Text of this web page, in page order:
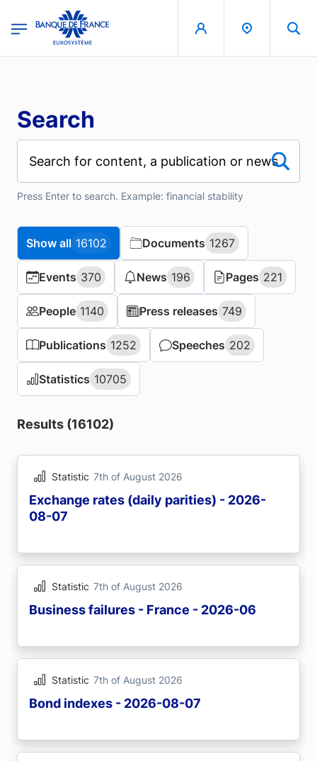
Search
Press Enter to search. Example: financial stability
Show all 16102
Show all 16102 Documents 1267
Documents 1267
Events 370
Events 370 News 196
News 196 Pages 221
Pages 221
People 1140
People 1140 Press releases 749
Press releases 749
Publications 1252
Publications 1252 Speeches 202
Speeches 202
Statistics 10705
Statistics 10705
Results (16102)
Statistic 7th of August 2026
Exchange rates (daily parities) - 2026-
08-07
Statistic 7th of August 2026
Business failures - France - 2026-06
Statistic 7th of August 2026
Bond indexes - 2026-08-07